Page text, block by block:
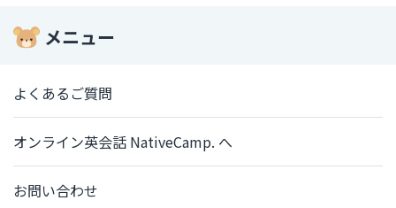
メニュー
よくあるご質問
オンライン英会話 NativeCamp. へ
お問い合わせ